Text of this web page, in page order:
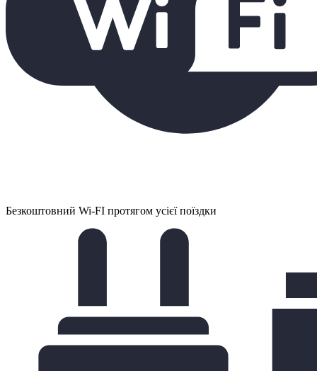
Безкоштовний Wi-FI протягом усієї поїздки